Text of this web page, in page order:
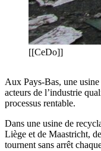
[[CeDo]]
Aux Pays-Bas, une
acteurs de l’industrie
processus rentable.
Dans une usine de
Liège et de Maastricht,
tournent sans arrêt